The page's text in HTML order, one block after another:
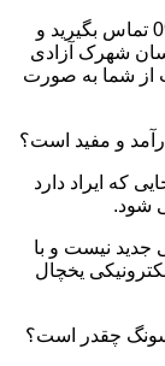
تنها کافی است که با شماره تلفن 09194828760 تماس بگیرید و
شهرک آزادی
از شما به صورت
و مفید است؟
جایی که ایراد دارد
شود.
جدید نیست و با
یخچال
چقدر است؟